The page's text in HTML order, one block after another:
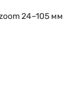
24–105 мм